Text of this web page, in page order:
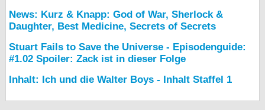
News: Kurz & Knapp: God of War, Sherlock &
Daughter, Best Medicine, Secrets of Secrets
Stuart Fails to Save the Universe - Episodenguide:
#1.02 Spoiler: Zack ist in dieser Folge
Inhalt: Ich und die Walter Boys - Inhalt Staffel 1